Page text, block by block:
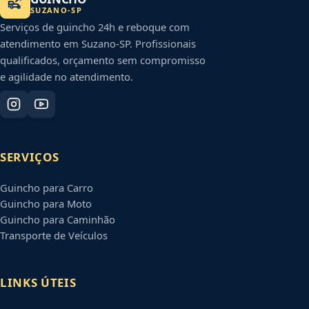
SUZANO-SP
Serviços de guincho 24h e reboque com
atendimento em Suzano-SP. Profissionais
qualificados, orçamento sem compromisso
e agilidade no atendimento.
SERVIÇOS
Guincho para Carro
Guincho para Moto
Guincho para Caminhão
Transporte de Veículos
LINKS ÚTEIS